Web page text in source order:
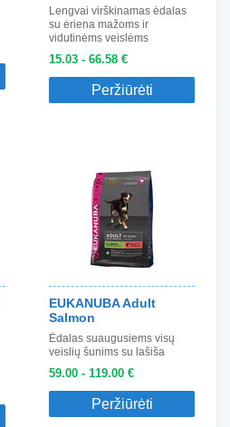
Lengvai virškinamas ėdalas
su ėriena mažoms ir
vidutinėms veislėms
15.03 - 66.58 €
Peržiūrėti
EUKANUBA Adult
Salmon
Ėdalas suaugusiems visų
veislių šunims su lašiša
59.00 - 119.00 €
Peržiūrėti